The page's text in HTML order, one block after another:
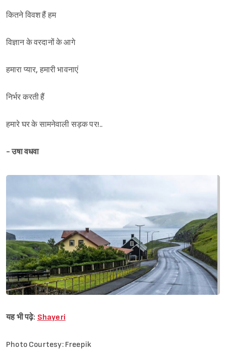
कितने विवश हैं हम
विज्ञान के वरदानों के आगे
हमारा प्यार, हमारी भावनाएं
निर्भर करती हैं
हमारे घर के सामनेवाली सड़क पर!..
- उषा वधवा
यह भी पढ़े: Shayeri
Photo Courtesy: Freepik